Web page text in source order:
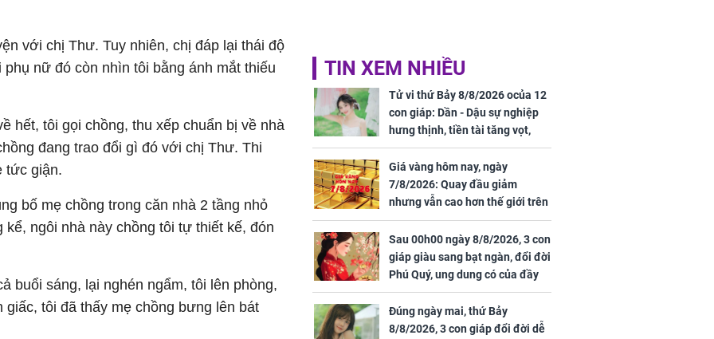
với chị Thư. Tuy nhiên, chị đáp lại thái độ
nữ đó còn nhìn tôi bằng ánh mắt thiếu
hết, tôi gọi chồng, thu xếp chuẩn bị về nhà
đang trao đổi gì đó với chị Thư. Thi
tức giận.
bố mẹ chồng trong căn nhà 2 tầng nhỏ
kể, ngôi nhà này chồng tôi tự thiết kế, đón
buổi sáng, lại nghén ngẩm, tôi lên phòng,
tôi đã thấy mẹ chồng bưng lên bát
TIN XEM NHIỀU
Tử vi thứ Bảy 8/8/2026 ocủa 12
con giáp: Dần - Dậu sự nghiệp
hưng thịnh, tiền tài tăng vọt,
Mão - Thân công việc bất trắc,
tiền mất tật mang
Giá vàng hôm nay, ngày
7/8/2026: Quay đầu giảm
nhưng vẫn cao hơn thế giới trên
7 triệu đồng
Sau 00h00 ngày 8/8/2026, 3 con
giáp giàu sang bạt ngàn, đổi đời
Phú Quý, ung dung có của đầy
nhà, ngày càng hưng thịnh sung
túc
Đúng ngày mai, thứ Bảy
8/8/2026, 3 con giáp đổi đời dễ